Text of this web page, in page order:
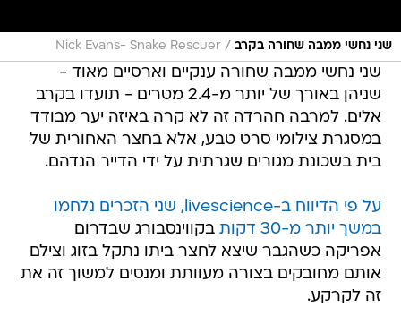
שני נחשי ממבה שחורה בקרב /
Nick Evans- Snake Rescuer
שני נחשי ממבה שחורה ענקיים וארסיים מאוד -
שניהן באורך של יותר מ-2.4 מטרים - תועדו בקרב
אלים. למרבה חהרדה זה לא קרה באיזה יער מבודד
במסגרת צילומי סרט טבע, אלא בחצר האחורית של
בית בשכונת מגורים שגרתית על ידי הדייר הנדהם.
על פי הדיווח ב-livescience, שני הזכרים נלחמו
במשך יותר מ-30 דקות
בקווינסבורג שבדרום
אפריקה כשהגבר שיצא לחצר ביתו נתקל בזוג וצילם
אותם מחובקים בצורה מעוותת ומנסים למשוך זה את
זה לקרקע.